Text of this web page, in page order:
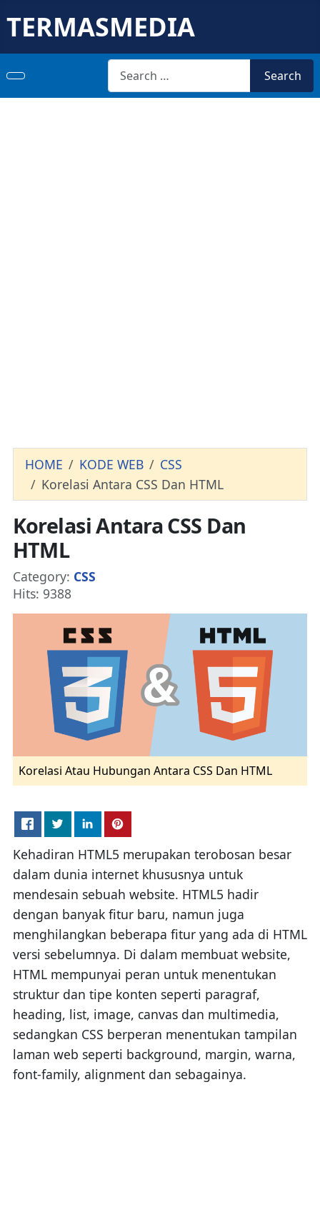
TERMASMEDIA
Search Search
HOME KODE WEB
CSS
Korelasi Antara CSS Dan HTML
Korelasi Antara CSS Dan
HTML
Details
Category: CSS
Hits: 9388
Korelasi Atau Hubungan Antara CSS Dan HTML
Kehadiran HTML5 merupakan terobosan besar
dalam dunia internet khususnya untuk
mendesain sebuah website. HTML5 hadir
dengan banyak fitur baru, namun juga
menghilangkan beberapa fitur yang ada di HTML
versi sebelumnya. Di dalam membuat website,
HTML mempunyai peran untuk menentukan
struktur dan tipe konten seperti paragraf,
heading, list, image, canvas dan multimedia,
sedangkan CSS berperan menentukan tampilan
laman web seperti background, margin, warna,
font-family, alignment dan sebagainya.